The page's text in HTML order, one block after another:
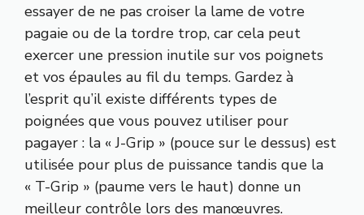
essayer de ne pas croiser la lame de votre
pagaie ou de la tordre trop, car cela peut
exercer une pression inutile sur vos poignets
et vos épaules au fil du temps. Gardez à
l’esprit qu’il existe différents types de
poignées que vous pouvez utiliser pour
pagayer : la « J-Grip » (pouce sur le dessus) est
utilisée pour plus de puissance tandis que la
« T-Grip » (paume vers le haut) donne un
meilleur contrôle lors des manœuvres.